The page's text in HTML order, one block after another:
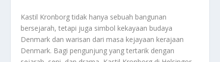
Kastil Kronborg tidak hanya sebuah bangunan
bersejarah, tetapi juga simbol kekayaan budaya
Denmark dan warisan dari masa kejayaan kerajaan
Denmark. Bagi pengunjung yang tertarik dengan